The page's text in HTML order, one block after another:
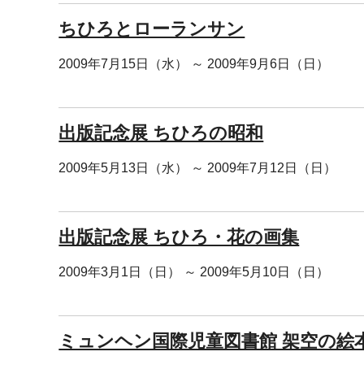
ちひろとローランサン
2009年7月15日（水） ～ 2009年9月6日（日）
出版記念展 ちひろの昭和
2009年5月13日（水） ～ 2009年7月12日（日）
出版記念展 ちひろ・花の画集
2009年3月1日（日） ～ 2009年5月10日（日）
ミュンヘン国際児童図書館 架空の絵